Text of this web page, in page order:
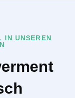
IN UNSEREN